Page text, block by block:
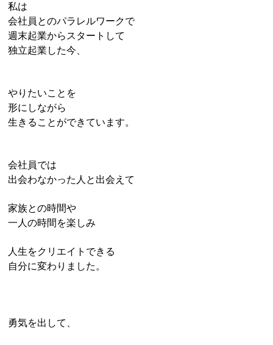
私は
会社員とのパラレルワークで
週末起業からスタートして
独立起業した今、
やりたいことを
形にしながら
生きることができています。
会社員では
出会わなかった人と出会えて
家族との時間や
一人の時間を楽しみ
人生をクリエイトできる
自分に変わりました。
勇気を出して、